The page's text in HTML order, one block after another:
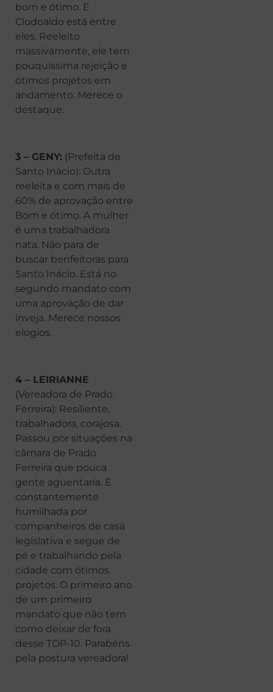
bom e ótimo. E
Clodoaldo está entre
eles. Reeleito
massivamente, ele tem
pouquíssima rejeição e
ótimos projetos em
andamento. Merece o
destaque.
3 – GENY: (Prefeita de
Santo Inácio): Outra
reeleita e com mais de
60% de aprovação entre
Bom e ótimo. A mulher
é uma trabalhadora
nata. Não para de
buscar benfeitoras para
Santo Inácio. Está no
segundo mandato com
uma aprovação de dar
inveja. Merece nossos
elogios.
4 – LEIRIANNE
(Vereadora de Prado
Ferreira): Resiliente,
trabalhadora, corajosa.
Passou por situações na
câmara de Prado
Ferreira que pouca
gente aguentaria. É
constantemente
humilhada por
companheiros de casa
legislativa e segue de
pé e trabalhando pela
cidade com ótimos
projetos. O primeiro ano
de um primeiro
mandato que não tem
como deixar de fora
desse TOP-10. Parabéns
pela postura vereadora!